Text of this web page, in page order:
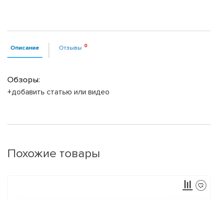
Описание Отзывы
Обзоры:
+добавить статью или видео
Похожие товары